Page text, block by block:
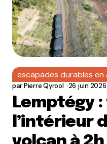
escapades durables
parPierre Qyrool 26 juin 2026
Lemptégy
l’intérieur